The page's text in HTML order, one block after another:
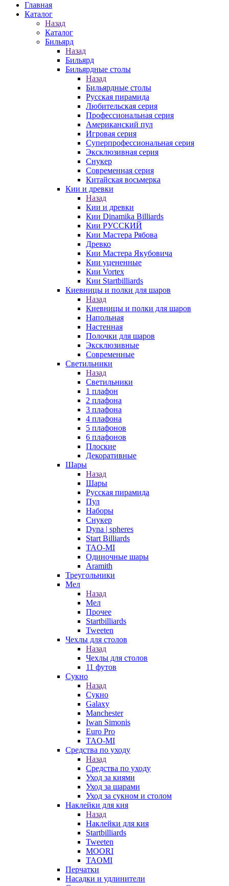
Главная
Каталог
Назад
Каталог
Бильярд
Назад
Бильярд
Бильярдные столы
Назад
Бильярдные столы
Русская пирамида
Любительская серия
Профессиональная серия
Американский пул
Игровая серия
Суперпрофессиональная серия
Эксклюзивная серия
Снукер
Современная серия
Китайская восьмерка
Кии и древки
Назад
Кии и древки
Кии Dinamika Billiards
Кии РУССКИЙ
Кии Мастера Рябова
Древко
Кии Мастера Якубовича
Кии уцененные
Кии Vortex
Кии Startbilliards
Киевницы и полки для шаров
Назад
Киевницы и полки для шаров
Напольная
Настенная
Полочки для шаров
Эксклюзивные
Современные
Светильники
Назад
Светильники
1 плафон
2 плафона
3 плафона
4 плафона
5 плафонов
6 плафонов
Плоские
Декоративные
Шары
Назад
Шары
Русская пирамида
Пул
Наборы
Снукер
Dyna | spheres
Start Billiards
TAO-MI
Одиночные шары
Aramith
Треугольники
Мел
Назад
Мел
Прочее
Startbilliards
Tweeten
Чехлы для столов
Назад
Чехлы для столов
11 футов
Сукно
Назад
Сукно
Galaxy
Manchester
Iwan Simonis
Euro Pro
TAO-MI
Средства по уходу
Назад
Средства по уходу
Уход за киями
Уход за шарами
Уход за сукном и столом
Наклейки для кия
Назад
Наклейки для кия
Startbilliards
Tweeten
MOORI
TAOMI
Перчатки
Насадки и удлинители